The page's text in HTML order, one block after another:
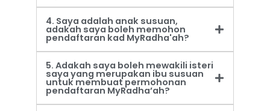
4. Saya adalah anak susuan,
adakah saya boleh memohon
pendaftaran kad MyRadha'ah?
5. Adakah saya boleh mewakili isteri
saya yang merupakan ibu susuan
untuk membuat permohonan
pendaftaran MyRadha’ah?